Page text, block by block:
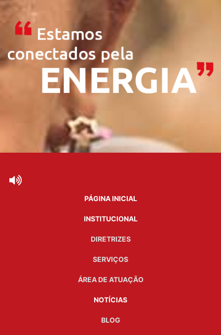
PÁGINA INICIAL
INSTITUCIONAL
DIRETRIZES
SERVIÇOS
ÁREA DE ATUAÇÃO
NOTÍCIAS
BLOG